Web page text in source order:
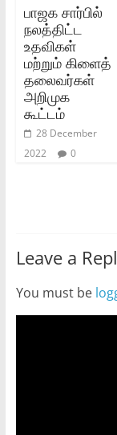
பாஜக சார்பில்
நலத்திட்ட
உதவிகள்
மற்றும் கிளைத்
தலைவர்கள்
அறிமுக
கூட்டம்
28 December
2022
0
Leave a
You must be